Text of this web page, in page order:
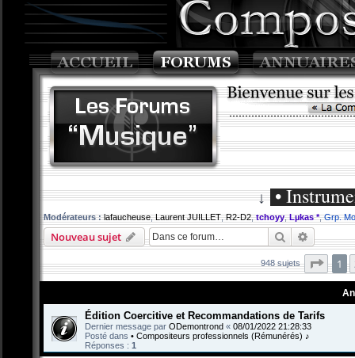
↓ •
Modérateurs : lafaucheuse,Laurent JUILLET,R2-D2,tchoyy,Lµkas *,Grp.
Nouveau sujet Rechercher
948 sujets Page
1
Édition Coercitive et Recommandations de Tarifs
Dernier message par ODemontrond « 08/01/2022 21:28:33
Posté dans • Compositeurs professionnels (Rémunérés) ♪
Réponses : 1